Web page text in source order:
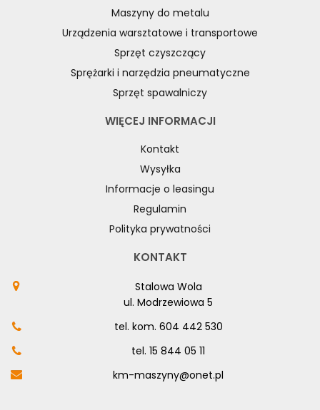
Maszyny do metalu
Urządzenia warsztatowe i transportowe
Sprzęt czyszczący
Sprężarki i narzędzia pneumatyczne
Sprzęt spawalniczy
WIĘCEJ INFORMACJI
Kontakt
Wysyłka
Informacje o leasingu
Regulamin
Polityka prywatności
KONTAKT
Stalowa Wola
ul. Modrzewiowa 5
tel. kom. 604 442 530
tel. 15 844 05 11
km-maszyny@onet.pl